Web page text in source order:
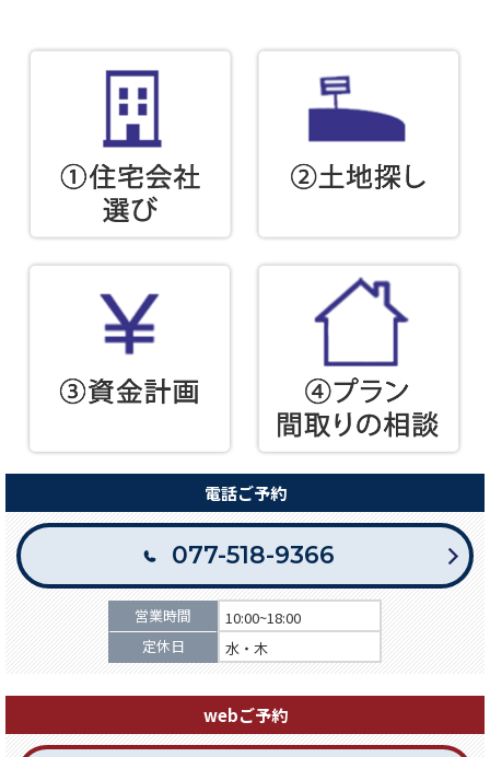
電話ご予約
077-518-9366
営業時間
10:00~18:00
定休日
水・木
webご予約